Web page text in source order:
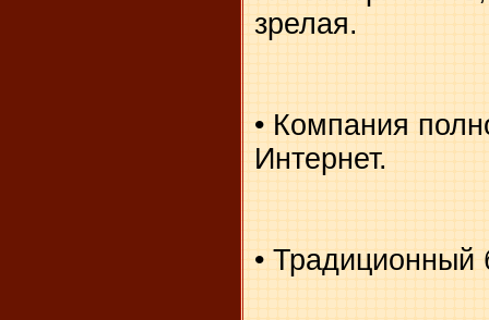
зрелая.
• Компания
Интернет.
• Традиционный